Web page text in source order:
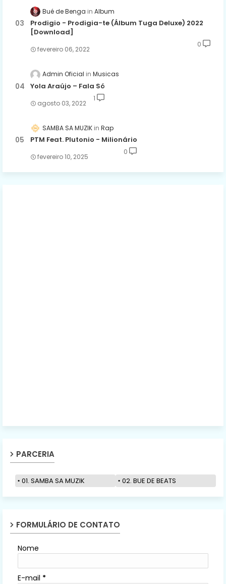
Bué de Benga Album
Prodigio - Prodigia-te (Álbum Tuga Deluxe) 2022
[Download]
fevereiro 06, 2022
0
Admin Oficial Musicas
Yola Araújo – Fala Só
agosto 03, 2022
1
SAMBA SA MUZIK Rap
PTM Feat. Plutonio - Milionário
fevereiro 10, 2025
0
PARCERIA
01. SAMBA SA MUZIK 02. BUE DE BEATS
FORMULÁRIO DE CONTATO
Nome
E-mail *